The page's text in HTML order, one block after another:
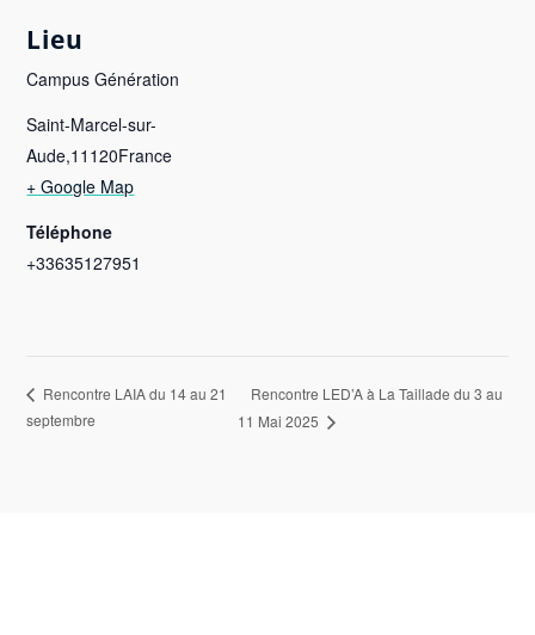
Lieu
Campus Génération
Saint-Marcel-sur-
Aude,11120France
+ Google Map
Téléphone
+33635127951
Rencontre LAIA du 14 au 21
septembre
Rencontre LED’A à La Taillade du 3 au
11 Mai 2025